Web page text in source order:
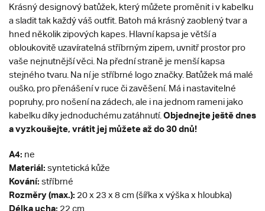
Krásný designový batůžek, který můžete proměnit i v kabelku
a sladit tak každý váš outfit. Batoh má krásný zaoblený tvar a
hned několik zipových kapes. Hlavní kapsa je větší a
obloukovitě uzavíratelná stříbrným zipem, uvnitř prostor pro
vaše nejnutnější věci. Na přední straně je menší kapsa
stejného tvaru. Na ní je stříbrné logo značky. Batůžek má malé
ouško, pro přenášení v ruce či zavěšení. Má i nastavitelné
popruhy, pro nošení na zádech, ale i na jednom rameni jako
kabelku díky jednoduchému zatáhnutí. Objednejte ještě dnes
a vyzkoušejte, vrátit jej můžete až do 30 dnů!
A4: ne
Materiál: syntetická kůže
Kování: stříbrné
Rozměry (max.): 20 x 23 x 8 cm (šířka x výška x hloubka)
Délka ucha: 22 cm